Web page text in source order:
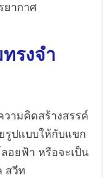
ยากาศ
รงจำ
ามคิดสร้างสรรค์
รูปแบบให้กับแขก
อยฟ้า หรือจะเป็น
สวีท